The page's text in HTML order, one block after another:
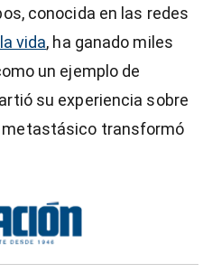
conocida en las redes
vida, ha ganado miles
un ejemplo de
su experiencia sobre
metastásico transformó